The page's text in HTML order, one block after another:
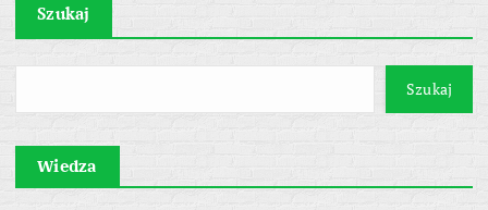
Szukaj
Szukaj
Wiedza